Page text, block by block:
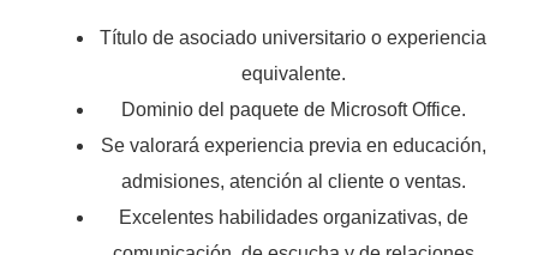
Título de asociado universitario o experiencia
equivalente.
Dominio del paquete de Microsoft Office.
Se valorará experiencia previa en educación,
admisiones, atención al cliente o ventas.
Excelentes habilidades organizativas, de